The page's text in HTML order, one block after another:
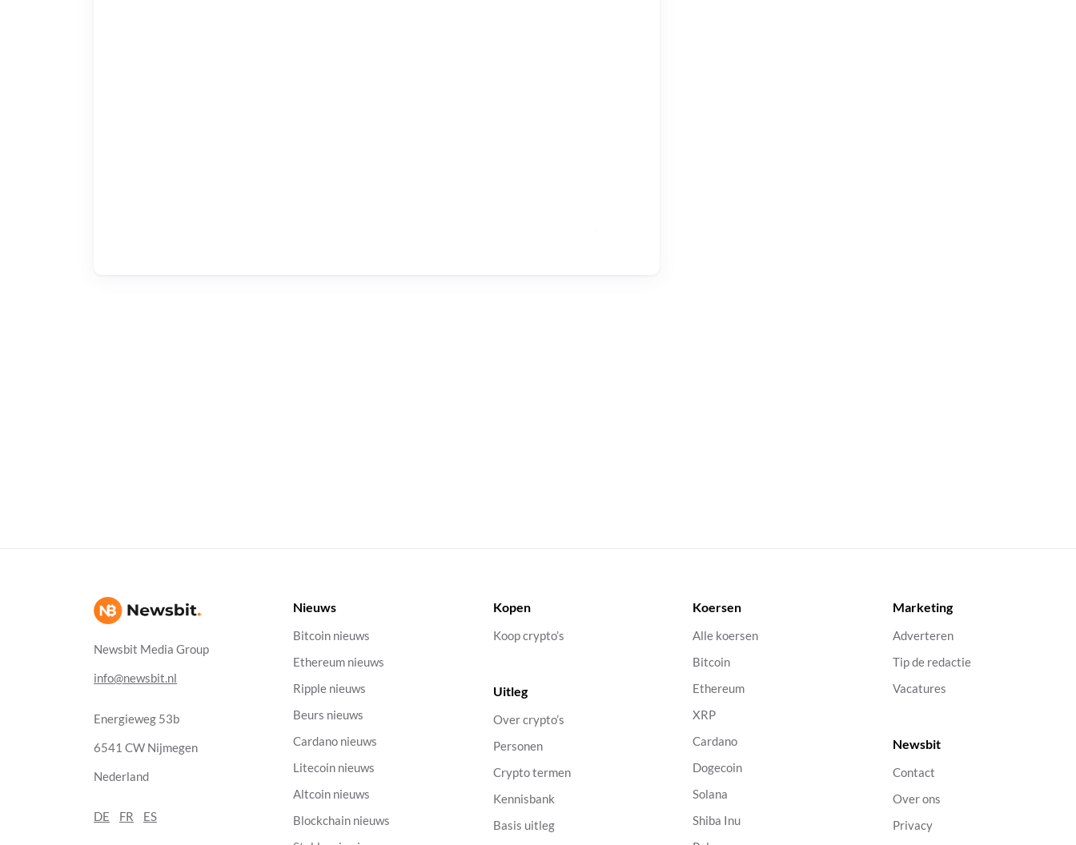
Newsbit Media Group
info@newsbit.nl
Energieweg 53b
6541 CW Nijmegen
Nederland
DE FR ES
Nieuws
Bitcoin nieuws
Ethereum nieuws
Ripple nieuws
Beurs nieuws
Cardano nieuws
Litecoin nieuws
Altcoin nieuws
Blockchain nieuws
Kopen
Koop crypto’s
Uitleg
Over crypto’s
Personen
Crypto termen
Kennisbank
Basis uitleg
Koersen
Alle koersen
Bitcoin
Ethereum
XRP
Cardano
Dogecoin
Solana
Shiba Inu
Marketing
Adverteren
Tip de redactie
Vacatures
Newsbit
Contact
Over ons
Privacy